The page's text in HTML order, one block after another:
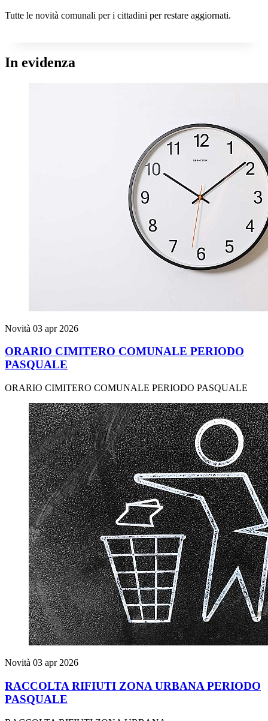
Tutte le novità comunali per i cittadini per restare aggiornati.
In evidenza
Novità 03 apr 2026
ORARIO CIMITERO COMUNALE PERIODO
PASQUALE
ORARIO CIMITERO COMUNALE PERIODO PASQUALE
Novità 03 apr 2026
RACCOLTA RIFIUTI ZONA URBANA PERIODO
PASQUALE